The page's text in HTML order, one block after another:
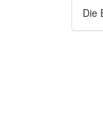
Die